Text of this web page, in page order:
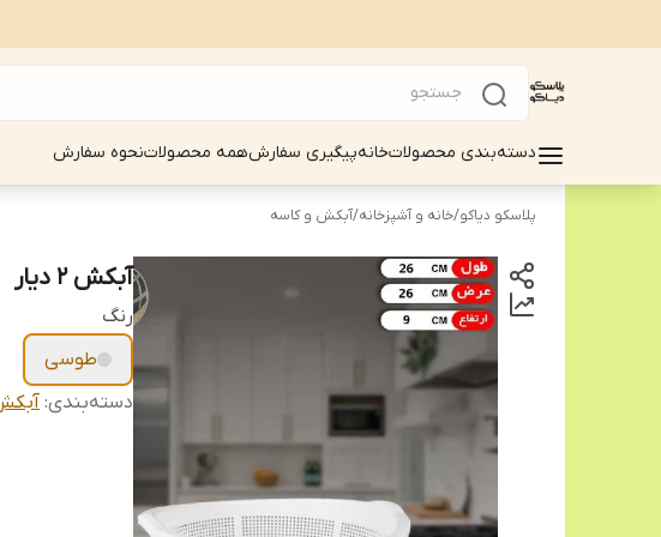
دسته‌بندی محصولاتخانهپیگیری سفارشهمه محصولاتنحوه سفارش
پلاسکو دیاکو/خانه و آشپزخانه/آبکش و کاسه
آبکش 2 دیار
رنگ
طوسی
دسته‌بندی: